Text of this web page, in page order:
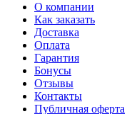
О компании
Как заказать
Доставка
Оплата
Гарантия
Бонусы
Отзывы
Контакты
Публичная оферта